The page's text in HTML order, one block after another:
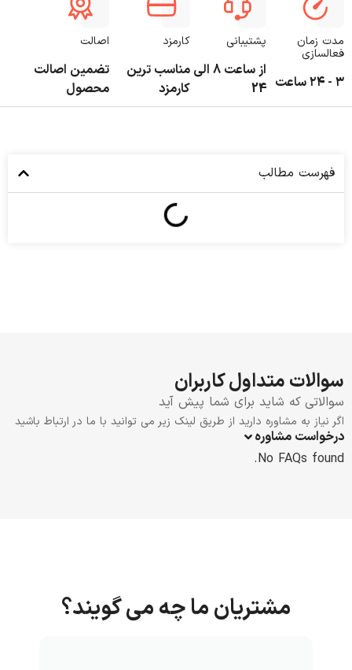
مدت زمان
فعالسازی
۳ - ۲۴ ساعت
پشتیبانی
از ساعت 8 الی
24
کارمزد
مناسب ترین
کارمزد
اصالت
تضمین اصالت
محصول
فهرست مطالب
سوالات متداول کاربران
سوالاتی که شاید برای شما پیش آید
اگر نیاز به مشاوره دارید از طریق لینک زیر می توانید با ما در ارتباط باشید
درخواست مشاوره
No FAQs found.
مشتریان ما چه می گویند؟